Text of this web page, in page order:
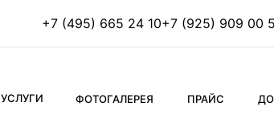
+7 (495) 665 24 10+7 (925) 909 00
УСЛУГИ ФОТОГАЛЕРЕЯ ПРАЙС